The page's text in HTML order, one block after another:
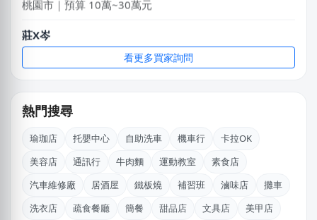
高雄市｜預算 30萬~50萬元
陳X姐
劉X姐
桃園市｜預算 10萬~30萬元
廖X姐
南投縣｜預算 10萬~30萬元
DXvid.吳
看更多買家詢問
熱門搜尋
瑜珈店 托嬰中心 自助洗車 機車行
卡拉OK
美容店
通訊行 牛肉麵 運動教室
素食店
汽車維修廠
居酒屋 鐵板燒 補習班 滷味店
攤車
洗衣店
疏食餐廳 簡餐 甜品店 文具店
美甲店